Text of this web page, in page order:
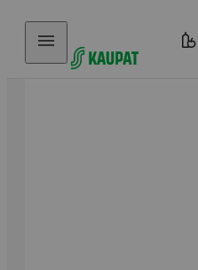
Hyppää sisältöön